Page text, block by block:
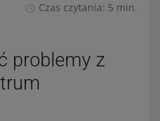
Czas czytania: 5 min.
problemy z